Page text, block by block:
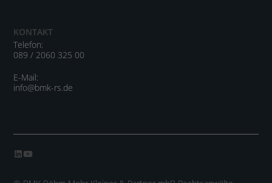
KONTAKT
Telefon:
089 / 2060 325 00
E-Mail:
info@bmk-rs.de